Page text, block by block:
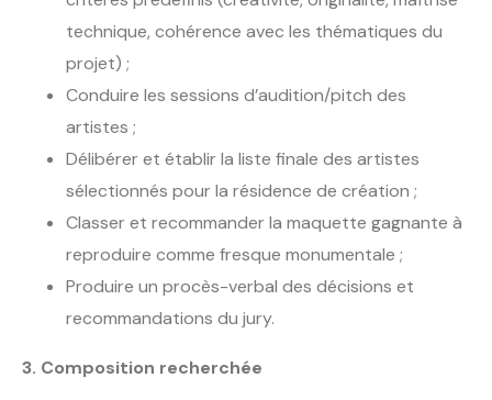
technique, cohérence avec les thématiques du
projet) ;
Conduire les sessions d’audition/pitch des
artistes ;
Délibérer et établir la liste finale des artistes
sélectionnés pour la résidence de création ;
Classer et recommander la maquette gagnante à
reproduire comme fresque monumentale ;
Produire un procès-verbal des décisions et
recommandations du jury.
3. Composition recherchée